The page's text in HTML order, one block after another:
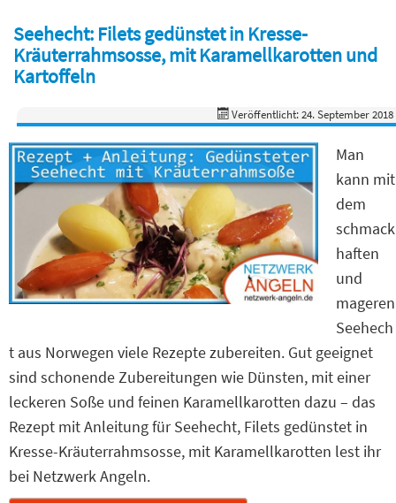
Seehecht: Filets gedünstet in Kresse-
Kräuterrahmsosse, mit Karamellkarotten und
Kartoffeln
Veröffentlicht: 24. September 2018
Man
kann mit
dem
schmack
haften
und
mageren
Seehech
t aus Norwegen viele Rezepte zubereiten. Gut geeignet
sind schonende Zubereitungen wie Dünsten, mit einer
leckeren Soße und feinen Karamellkarotten dazu – das
Rezept mit Anleitung für Seehecht, Filets gedünstet in
Kresse-Kräuterrahmsosse, mit Karamellkarotten lest ihr
bei Netzwerk Angeln.